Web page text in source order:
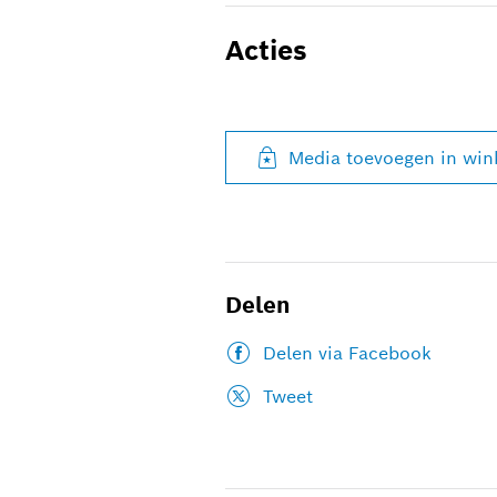
Acties
Media toevoegen in
Delen
Delen via Facebook
Tweet